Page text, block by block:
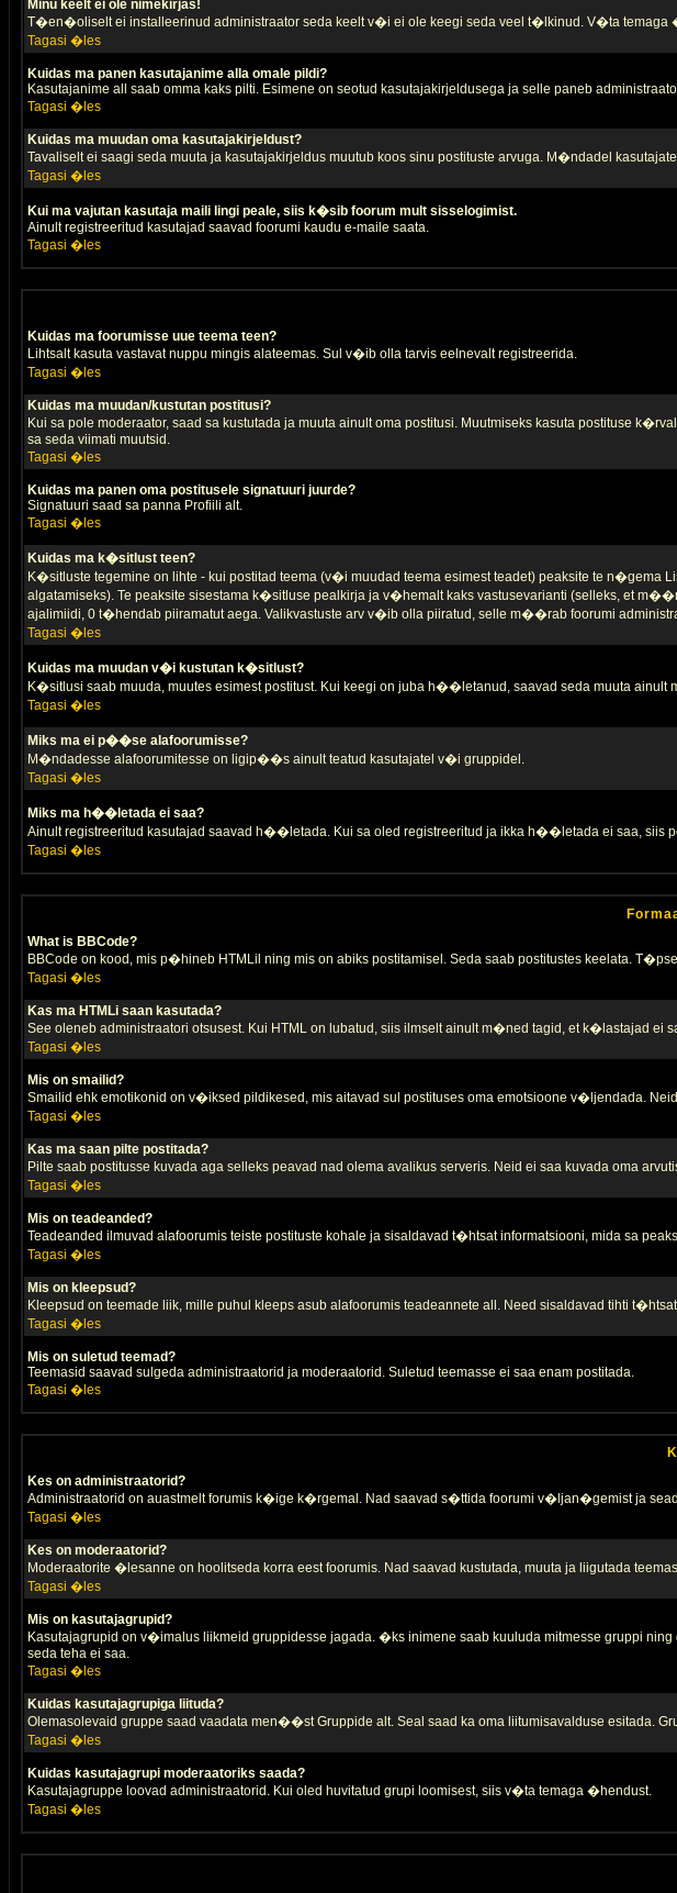
Minu keelt ei ole nimekirjas!
T�en�oliselt ei installeerinud administraator seda keelt v�i ei ole keegi seda veel t�lkinud. V�ta
Tagasi �les
Kuidas ma panen kasutajanime alla omale pildi?
Kasutajanime all saab omma kaks pilti. Esimene on seotud kasutajakirjeldusega ja selle paneb
Tagasi �les
Kuidas ma muudan oma kasutajakirjeldust?
Tavaliselt ei saagi seda muuta ja kasutajakirjeldus muutub koos sinu postituste arvuga. M�ndadel
Tagasi �les
Kui ma vajutan kasutaja maili lingi peale, siis k�sib foorum mult sisselogimist.
Ainult registreeritud kasutajad saavad foorumi kaudu e-maile saata.
Tagasi �les
Kuidas ma foorumisse uue teema teen?
Lihtsalt kasuta vastavat nuppu mingis alateemas. Sul v�ib olla tarvis eelnevalt registreerida.
Tagasi �les
Kuidas ma muudan/kustutan postitusi?
Kui sa pole moderaator, saad sa kustutada ja muuta ainult oma postitusi. Muutmiseks kasuta postituse
sa seda viimati muutsid.
Tagasi �les
Kuidas ma panen oma postitusele signatuuri juurde?
Signatuuri saad sa panna Profiili alt.
Tagasi �les
Kuidas ma k�sitlust teen?
K�sitluste tegemine on lihte - kui postitad teema (v�i muudad teema esimest teadet) peaksite te
algatamiseks). Te peaksite sisestama k�sitluse pealkirja ja v�hemalt kaks vastusevarianti (selleks, et
ajalimiidi, 0 t�hendab piiramatut aega. Valikvastuste arv v�ib olla piiratud, selle m��rab foorumi
Tagasi �les
Kuidas ma muudan v�i kustutan k�sitlust?
K�sitlusi saab muuda, muutes esimest postitust. Kui keegi on juba h��letanud, saavad seda muuta ainult
Tagasi �les
Miks ma ei p��se alafoorumisse?
M�ndadesse alafoorumitesse on ligip��s ainult teatud kasutajatel v�i gruppidel.
Tagasi �les
Miks ma h��letada ei saa?
Ainult registreeritud kasutajad saavad h��letada. Kui sa oled registreeritud ja ikka h��letada ei saa, siis
Tagasi �les
What is BBCode?
BBCode on kood, mis p�hineb HTMLil ning mis on abiks postitamisel. Seda saab postitustes keelata.
Tagasi �les
Kas ma HTMLi saan kasutada?
See oleneb administraatori otsusest. Kui HTML on lubatud, siis ilmselt ainult m�ned tagid, et k�lastajad ei
Tagasi �les
Mis on smailid?
Smailid ehk emotikonid on v�iksed pildikesed, mis aitavad sul postituses oma emotsioone v�ljendada.
Tagasi �les
Kas ma saan pilte postitada?
Pilte saab postitusse kuvada aga selleks peavad nad olema avalikus serveris. Neid ei saa kuvada oma
Tagasi �les
Mis on teadeanded?
Teadeanded ilmuvad alafoorumis teiste postituste kohale ja sisaldavad t�htsat informatsiooni, mida sa
Tagasi �les
Mis on kleepsud?
Kleepsud on teemade liik, mille puhul kleeps asub alafoorumis teadeannete all. Need sisaldavad tihti
Tagasi �les
Mis on suletud teemad?
Teemasid saavad sulgeda administraatorid ja moderaatorid. Suletud teemasse ei saa enam postitada.
Tagasi �les
Kes on administraatorid?
Administraatorid on auastmelt forumis k�ige k�rgemal. Nad saavad s�ttida foorumi v�ljan�gemist ja
Tagasi �les
Kes on moderaatorid?
Moderaatorite �lesanne on hoolitseda korra eest foorumis. Nad saavad kustutada, muuta ja liigutada
Tagasi �les
Mis on kasutajagrupid?
Kasutajagrupid on v�imalus liikmeid gruppidesse jagada. �ks inimene saab kuuluda mitmesse gruppi
seda teha ei saa.
Tagasi �les
Kuidas kasutajagrupiga liituda?
Olemasolevaid gruppe saad vaadata men��st Gruppide alt. Seal saad ka oma liitumisavalduse esitada.
Tagasi �les
Kuidas kasutajagrupi moderaatoriks saada?
Kasutajagruppe loovad administraatorid. Kui oled huvitatud grupi loomisest, siis v�ta temaga �hendust.
Tagasi �les